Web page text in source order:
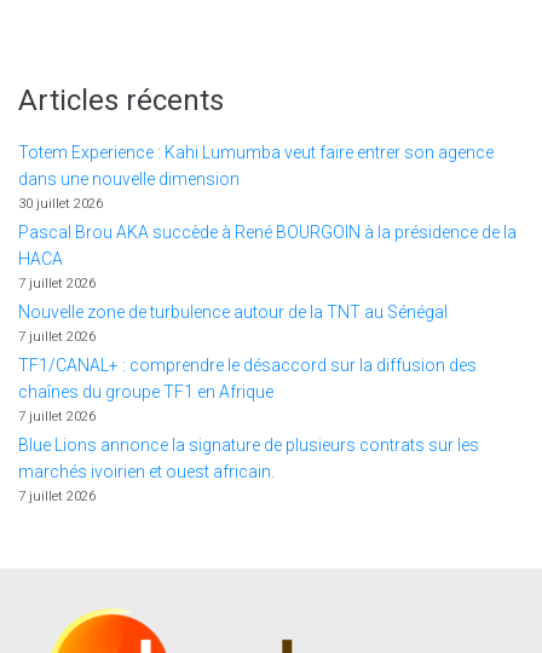
Articles récents
Totem Experience : Kahi Lumumba veut faire entrer son agence
dans une nouvelle dimension
30 juillet 2026
Pascal Brou AKA succède à René BOURGOIN à la présidence de la
HACA
7 juillet 2026
Nouvelle zone de turbulence autour de la TNT au Sénégal
7 juillet 2026
TF1/CANAL+ : comprendre le désaccord sur la diffusion des
chaînes du groupe TF1 en Afrique
7 juillet 2026
Blue Lions annonce la signature de plusieurs contrats sur les
marchés ivoirien et ouest africain.
7 juillet 2026